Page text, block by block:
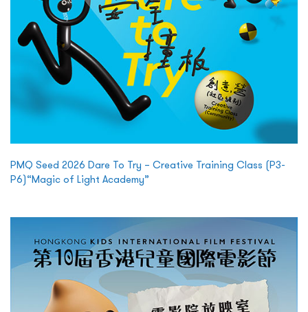
PMQ Seed 2026 Dare To Try – Creative Training Class (P3-
P6)“Magic of Light Academy”